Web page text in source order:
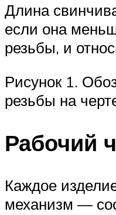
Длина
если она
резьбы, и
Рисунок 1.
резьбы на
Рабочий
Каждое
механизм —